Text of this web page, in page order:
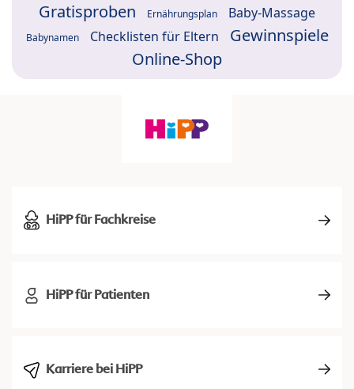
Gratisproben Ernährungsplan Baby-Massage
Babynamen Checklisten für Eltern
Gewinnspiele
Online-Shop
HiPP für Fachkreise
HiPP für Patienten
Karriere bei HiPP